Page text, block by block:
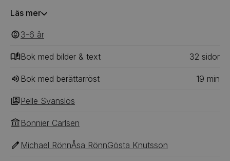
elake kusin Konrad arrangerar Kattmästerskapen
nästan varenda gren när Maja skadar tassen, Biffen
trillar omkull, och Pelle inte klarar att stöta sin
misstänkt tunga kula. Men när det är dags för löpning
visar det sig att det inte är så dumt att vara svanslös.
Och att ha vänner som alltid ställer upp.
Läs mer
3-6 ‎‎ år
Bok med bilder & text 32 ‎‎ sidor
Bok med berättarröst 19 min
Pelle Svanslös
Bonnier Carlsen
Michael RönnÅsa RönnGösta Knutsson